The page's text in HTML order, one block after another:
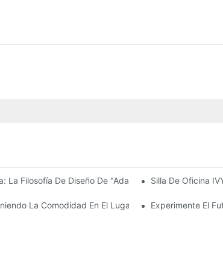
Usuario.
La Filosofía De Diseño De "adaptación A Todas Las
Silla De Oficina
Oficina.La Comodidad En El Lugar De Trabajo Con Un
Experimente El